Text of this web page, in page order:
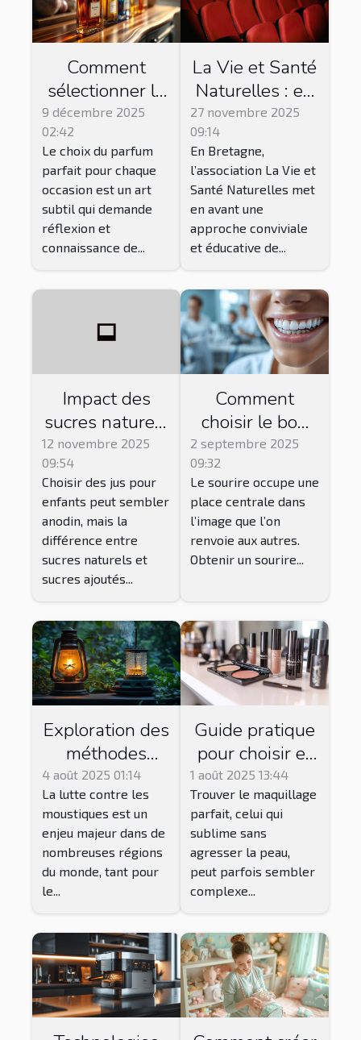
Comment
sélectionner le
parfum parfait
pour chaque
occasion ?
9 décembre 2025
02:42
Le choix du parfum
parfait pour chaque
occasion est un art
subtil qui demande
réflexion et
connaissance de...
La Vie et Santé
Naturelles : en
Bretagne, cette
association
propose des
séances de ciné
club !
27 novembre 2025
09:14
En Bretagne,
l’association La Vie et
Santé Naturelles met
en avant une
approche conviviale
et éducative de...
Impact des
sucres naturels
vs. ajoutés
dans les jus
pour enfants
12 novembre 2025
09:54
Choisir des jus pour
enfants peut sembler
anodin, mais la
différence entre
sucres naturels et
sucres ajoutés...
Comment
choisir le bon
traitement
esthétique
dentaire pour
votre sourire ?
2 septembre 2025
09:32
Le sourire occupe une
place centrale dans
l’image que l’on
renvoie aux autres.
Obtenir un sourire...
Exploration des
méthodes
traditionnelles
et modernes de
lutte contre les
moustiques
4 août 2025 01:14
La lutte contre les
moustiques est un
enjeu majeur dans de
nombreuses régions
du monde, tant pour
le...
Guide pratique
pour choisir et
acheter du
maquillage
Younique
adapté à votre
peau
1 août 2025 13:44
Trouver le maquillage
parfait, celui qui
sublime sans
agresser la peau,
peut parfois sembler
complexe...